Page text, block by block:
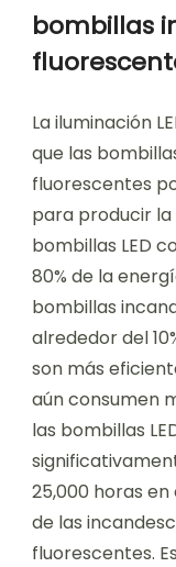
bombillas
La iluminación
que las
fluorescentes
para producir la
bombillas LED
80% de la
bombillas
alrededor del
son más
aún consumen
las bombillas
25,000 horas
de las
fluorescentes.